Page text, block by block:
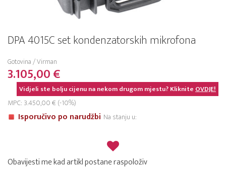
DPA 4015C set kondenzatorskih mikrofona
Gotovina / Virman
3.105,00 €
Vidjeli ste bolju cijenu na nekom drugom mjestu? KlikniteOVDJE!
MPC: 3.450,00 € (-10%)
Isporučivo po narudžbi Na stanju u:
Obavijesti me kad artikl postane raspoloživ